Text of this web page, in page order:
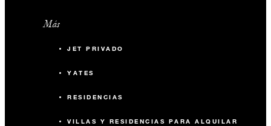
Más
JET PRIVADO
YATES
RESIDENCIAS
VILLAS Y RESIDENCIAS PARA ALQUILAR